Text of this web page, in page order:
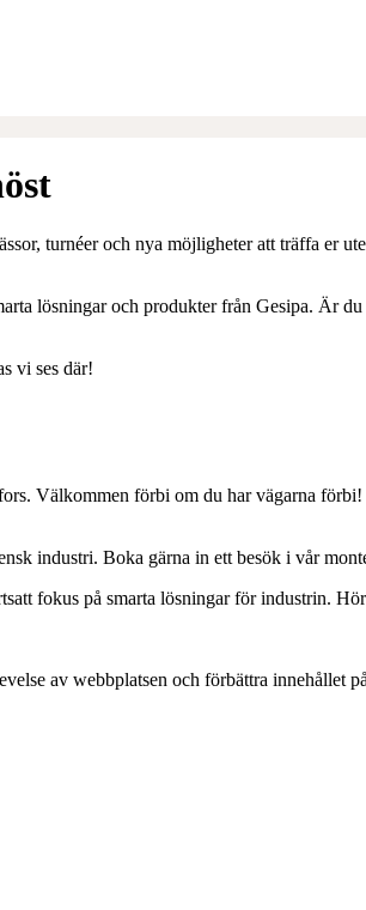
turnéer och nya möjligheter att träffa er
lösningar och produkter från Gesipa. Är
vi ses där!
Välkommen förbi om du har vägarna förbi!
industri. Boka gärna in ett besök i vår
fokus på smarta lösningar för industrin.
av webbplatsen och förbättra